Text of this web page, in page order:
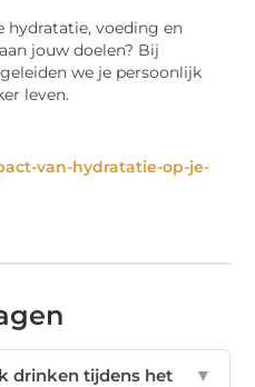
hydratatie, voeding en
jouw doelen? Bij
we je persoonlijk
leven.
van-hydratatie-op-je-
drinken tijdens het
▼